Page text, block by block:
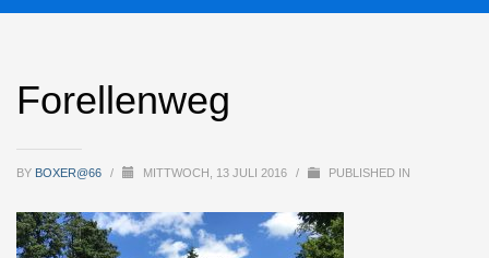
Forellenweg
BY BOXER@66 / MITTWOCH, 13 JULI 2016 / PUBLISHED IN